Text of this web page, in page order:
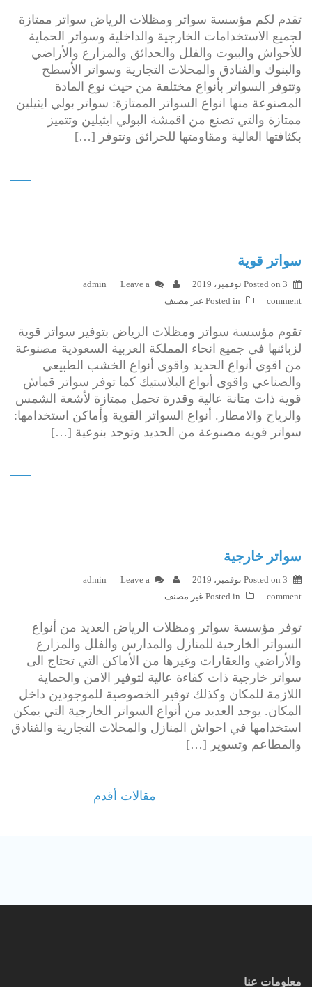
تقدم لكم مؤسسة سواتر ومظلات الرياض سواتر ممتازة
لجميع الاستخدامات الخارجية والداخلية وسواتر الحماية
للأحواش والبيوت والفلل والحدائق والمزارع والأراضي
والبنوك والفنادق والمحلات التجارية وسواتر الأسطح
وتتوفر السواتر بأنواع مختلفة من حيث نوع المادة
المصنوعة منها انواع السواتر الممتازة: سواتر بولي ايثيلين
ممتازة والتي تصنع من اقمشة البولي ايثيلين وتتميز
بكثافتها العالية ومقاومتها للحرائق وتتوفر […]
سواتر قوية
Posted on 3 نوفمبر، 2019 admin
Leave a
comment
Posted in غير مصنف
تقوم مؤسسة سواتر ومظلات الرياض بتوفير سواتر قوية
لزبائنها في جميع انحاء المملكة العربية السعودية مصنوعة
من اقوى أنواع الحديد واقوى أنواع الخشب الطبيعي
والصناعي واقوى أنواع البلاستيك كما توفر سواتر قماش
قوية ذات متانة عالية وقدرة تحمل ممتازة لأشعة الشمس
والرياح والامطار. أنواع السواتر القوية وأماكن استخدامها:
سواتر قويه مصنوعة من الحديد وتوجد بنوعية […]
سواتر خارجية
Posted on 3 نوفمبر، 2019 admin
Leave a
comment
Posted in غير مصنف
توفر مؤسسة سواتر ومظلات الرياض العديد من أنواع
السواتر الخارجية للمنازل والمدارس والفلل والمزارع
والأراضي والعقارات وغيرها من الأماكن التي تحتاج الى
سواتر خارجية ذات كفاءة عالية لتوفير الامن والحماية
اللازمة للمكان وكذلك توفير الخصوصية للموجودين داخل
المكان. يوجد العديد من أنواع السواتر الخارجية التي يمكن
استخدامها في احواش المنازل والمحلات التجارية والفنادق
والمطاعم وتسوير […]
مقالات أقدم
معلومات عنا